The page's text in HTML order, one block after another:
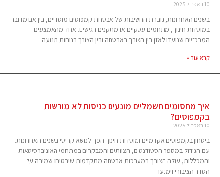
10 באפריל 2025
בשנים האחרונות, גוברת החשיבות של אבטחת קמפוסים מוסדיים, בין אם מדובר
במוסדות חינוך, מתחמים עסקיים או מתקנים רגישים. אחד מהאמצעים
המרכזיים שנועדו לאזן בין הצורך באבטחה ובין הצורך בנוחות תנועה
קרא עוד »
איך מחסומים חשמליים מונעים כניסות לא מורשות
בקמפוסים?
10 באפריל 2025
ביטחון בקמפוסים אקדמיים ומוסדות חינוך הפך לנושא קריטי בשנים האחרונות.
עם הגידול במספר הסטודנטים, הצוותים והמבקרים במתחמי האוניברסיטאות
והמכללות, עולה הצורך במערכות אבטחה מתקדמות שיבטיחו שמירה על
הסדר הציבורי וימנעו